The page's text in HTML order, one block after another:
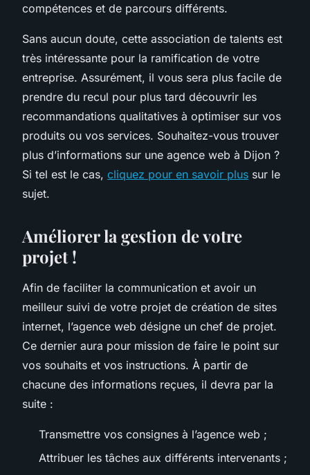
compétences et de parcours différents.
Sans aucun doute, cette association de talents est
très intéressante pour la ramification de votre
entreprise. Assurément, il vous sera plus facile de
prendre du recul pour plus tard découvrir les
recommandations qualitatives à optimiser sur vos
produits ou vos services. Souhaitez-vous trouver
plus d’informations sur une agence web à Dijon ?
Si tel est le cas, cliquez pour en savoir plus sur le
sujet.
Améliorer la gestion de votre
projet !
Afin de faciliter la communication et avoir un
meilleur suivi de votre projet de création de sites
internet, l’agence web désigne un chef de projet.
Ce dernier aura pour mission de faire le point sur
vos souhaits et vos instructions. À partir de
chacune des informations reçues, il devra par la
suite :
Transmettre vos consignes à l’agence web ;
Attribuer les tâches aux différents intervenants ;